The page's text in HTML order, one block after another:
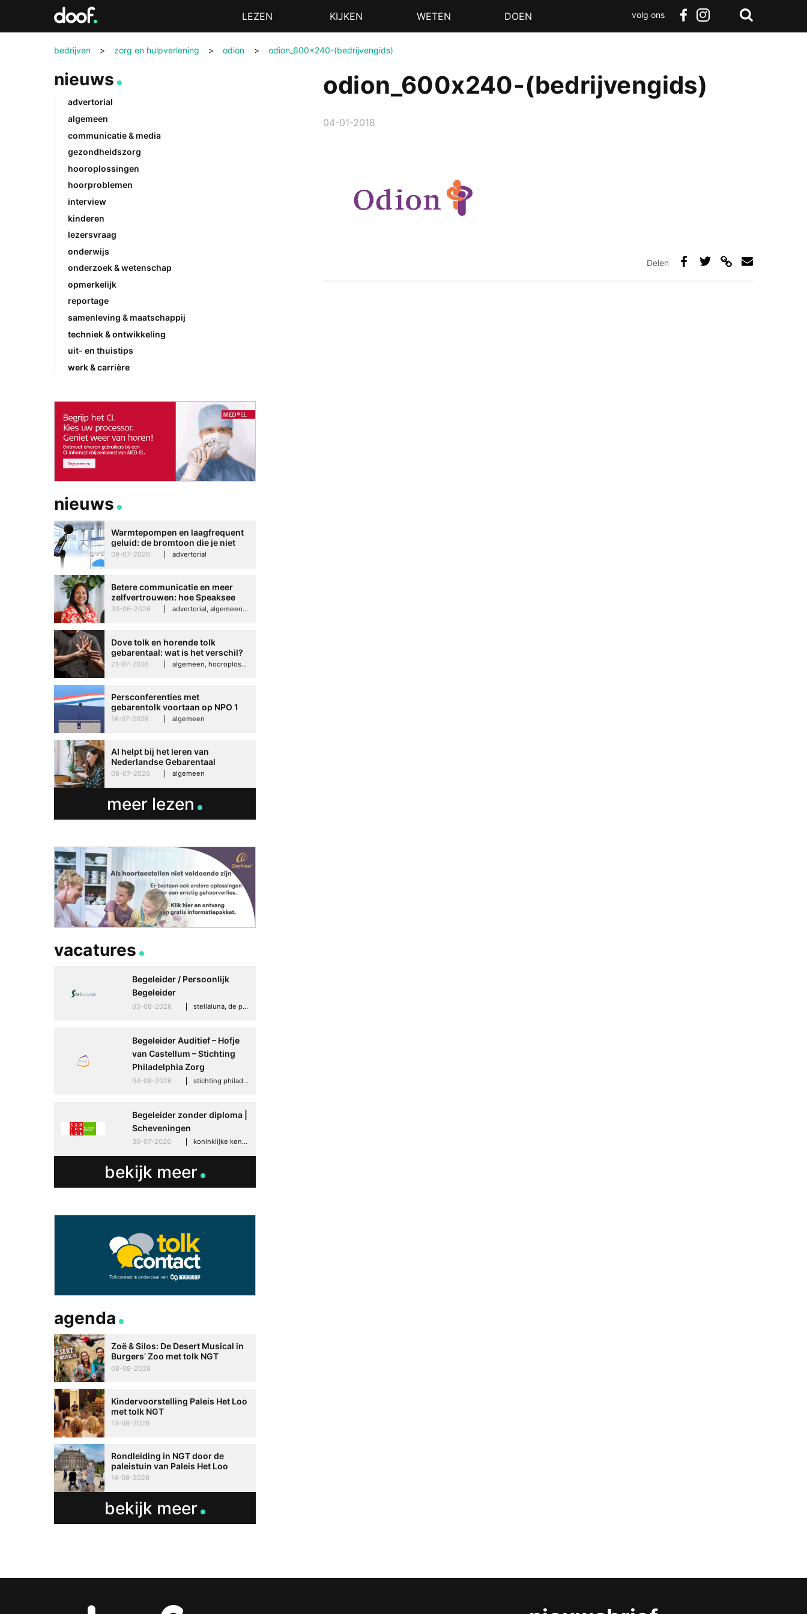
MenuLEZEN KIJKEN WETEN DOEN
volg ons
bedrijven > zorg en hulpverlening > odion > odion_600x240-(bedrijvengids)
odion_600x240-(bedrijvengids)
04-01-2018
Delen
nieuws
advertorial
algemeen
communicatie & media
gezondheidszorg
hooroplossingen
hoorproblemen
interview
kinderen
lezersvraag
onderwijs
onderzoek & wetenschap
opmerkelijk
reportage
samenleving & maatschappij
techniek & ontwikkeling
uit- en thuistips
werk & carrière
nieuws
Warmtepompen en laagfrequent
geluid: de bromtoon die je niet
kunt negeren
09-07-2026 advertorial
Betere communicatie en meer
zelfvertrouwen: hoe Speaksee
Imelda helpt om te groeien in
30-06-2026 advertorial, algemeen, hooroplossingen, interview
Dove tolk en horende tolk
gebarentaal: wat is het verschil?
21-07-2026 algemeen, hooroplossingen, hoorproblemen, samenleving & maatschappij
Persconferenties met
gebarentolk voortaan op NPO 1
Extra
14-07-2026 algemeen
AI helpt bij het leren van
Nederlandse Gebarentaal
08-07-2026 algemeen
meer lezen
vacatures
Begeleider / Persoonlijk
Begeleider
05-08-2026 stellaluna, de punt (drenthe)
Begeleider Auditief – Hofje
van Castellum – Stichting
Philadelphia Zorg
04-08-2026 stichting philadelphia zorg, den haag
Begeleider zonder diploma |
Scheveningen
30-07-2026 koninklijke kentalis, scheveningen
bekijk meer
agenda
Zoë & Silos: De Desert Musical in
Burgers’ Zoo met tolk NGT
08-08-2026
Kindervoorstelling Paleis Het Loo
met tolk NGT
13-08-2026
Rondleiding in NGT door de
paleistuin van Paleis Het Loo
14-08-2026
bekijk meer
Doof.nl
Zoeken
Terug